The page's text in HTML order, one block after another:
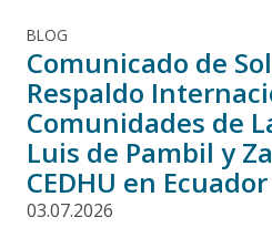
BLOG
Comunicado de
Respaldo
Comunidades de
Luis de Pambil y
CEDHU en Ecuador
03.07.2026